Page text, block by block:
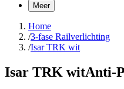
Meer
Home
/3-fase Railverlichting
/Isar TRK wit
Isar TRK witAnti-